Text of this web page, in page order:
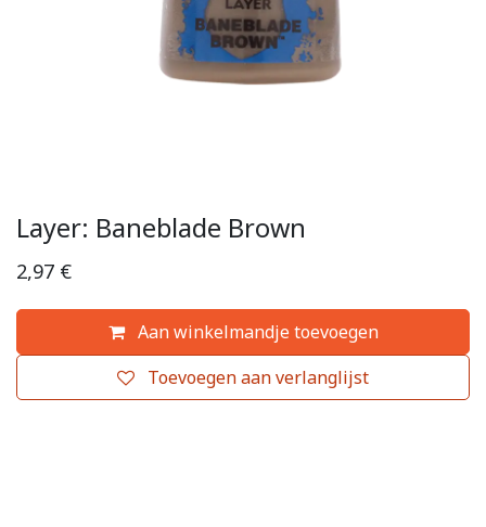
Layer: Baneblade Brown
2,97 €
Aan winkelmandje toevoegen
Toevoegen aan verlanglijst